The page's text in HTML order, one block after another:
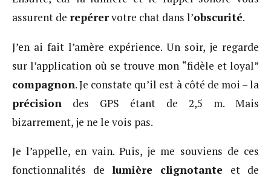
assurent de repérervotre chat dans l’obscurité.
J’en ai fait l’amère expérience. Un soir, je regarde
sur l’application où se trouve mon “fidèle et loyal”
compagnon. Je constate qu’il est à côté de moi – la
précision des GPS étant de 2,5 m. Mais
bizarrement, je ne le vois pas.
Je l’appelle, en vain. Puis, je me souviens de ces
fonctionnalités de lumière clignotante et de